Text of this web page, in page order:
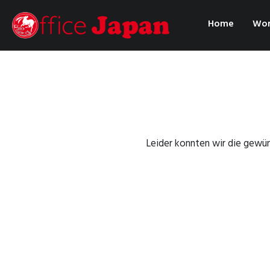
Home
Leider konnten wir die